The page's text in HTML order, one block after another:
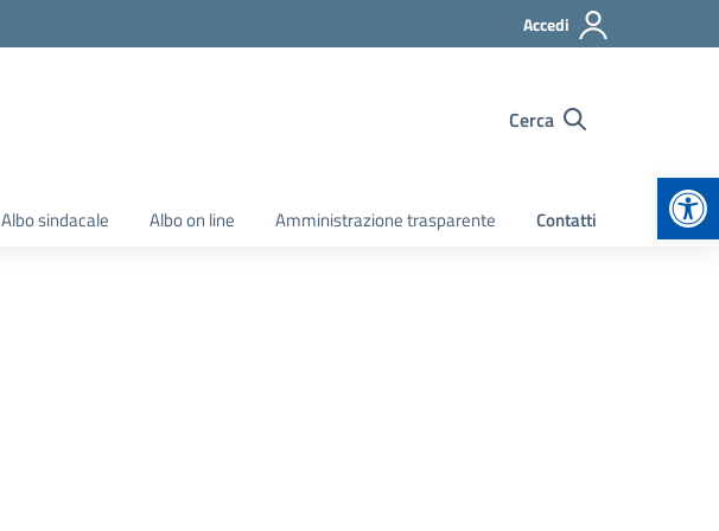
Accedi
Cerca
Albo sindacale Albo on line Amministrazione trasparente Contatti